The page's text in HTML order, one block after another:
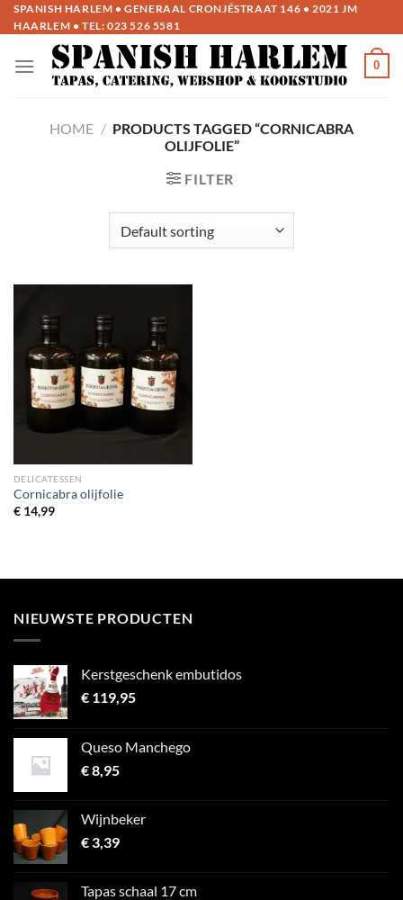
Ga
naar
SPANISH HARLEM • GENERAAL CRONJÉSTRAAT 146 • 2021 JM
HAARLEM • TEL: 023 526 5581
0
HOME / PRODUCTS TAGGED “CORNICABRA
OLIJFOLIE”
FILTER
DELICATESSEN
Cornicabra olijfolie
€14,99
NIEUWSTE PRODUCTEN
Kerstgeschenk embutidos
€ 119,95
Queso Manchego
€8,95
Wijnbeker
€3,39
Tapas schaal 17 cm